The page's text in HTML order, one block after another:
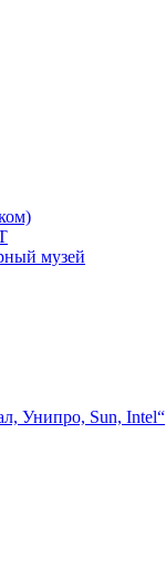
музей
Унипро, Sun, Intel“